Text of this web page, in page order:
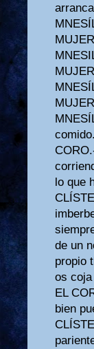
comido.
lo que
de un
propio
os
EL
bien